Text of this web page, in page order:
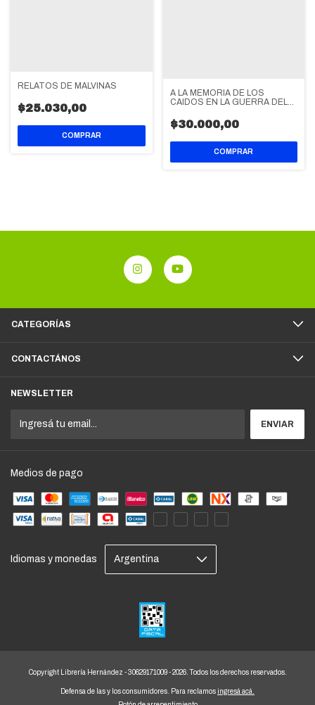
RELATOS DE MALVINAS
$25.030,00
A LA MEMORIA DE LOS
CAIDOS EN LA GUERRA DEL
$30.000,00
CATEGORÍAS
CONTACTÁNOS
NEWSLETTER
Medios de pago
Idiomas y monedas
Copyright Librería Hernández - 30629171009 - 2026. Todos los derechos reservados.
Defensa de las y los consumidores. Para reclamos ingresá acá.